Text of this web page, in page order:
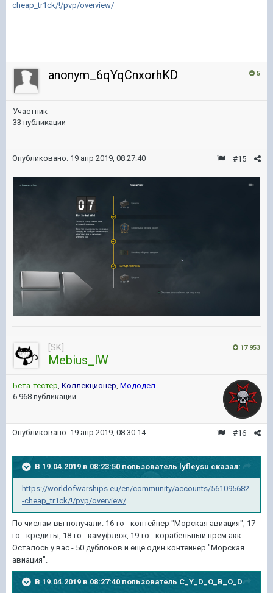
cheap_tr1ck/!/pvp/overview/
5
anonym_6qYqCnxorhKD
Участник
33 публикации
#15
Опубликовано: 19 апр 2019, 08:27:40
17 953
[SK]
Mebius_lW
Бета-тестер, Коллекционер, Мододел
6 968 публикаций
#16
Опубликовано: 19 апр 2019, 08:30:14
В 19.04.2019 в 08:23:50 пользователь lyfleysu сказал:
https://worldofwarships.eu/en/community/accounts/561095682
-cheap_tr1ck/!/pvp/overview/
По числам вы получали: 16-го - контейнер "Морская авиация", 17-
го - кредиты, 18-го - камуфляж, 19-го - корабельный прем.акк.
Осталось у вас - 50 дублонов и ещё один контейнер "Морская
авиация".
В 19.04.2019 в 08:27:40 пользователь C_Y_D_O_B_O_D